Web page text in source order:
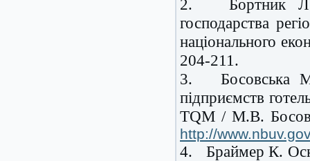
2.
Бортник
господарства
національного
204-211.
3.Босовська
підприємств
TQM / М.В.
http://
4. Браймер К.